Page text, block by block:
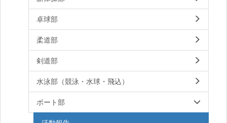
卓球部
柔道部
剣道部
水泳部（競泳・水球・飛込）
ボート部